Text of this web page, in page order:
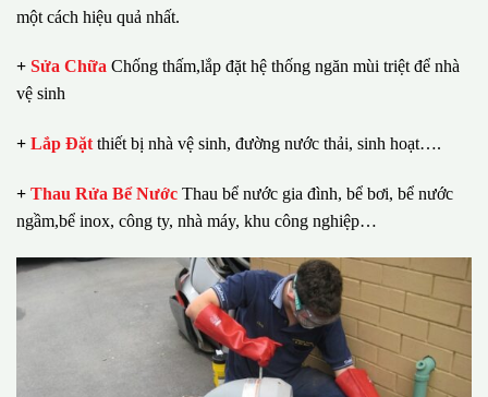
một cách hiệu quả nhất.
+ Sửa Chữa Chống thấm,lắp đặt hệ thống ngăn mùi triệt để nhà
vệ sinh
+ Lắp Đặt thiết bị nhà vệ sinh, đường nước thải, sinh hoạt….
+ Thau Rửa Bể Nước Thau bể nước gia đình, bể bơi, bể nước
ngầm,bể inox, công ty, nhà máy, khu công nghiệp…